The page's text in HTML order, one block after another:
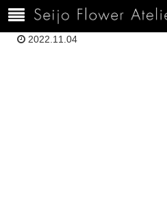
ホーム 120H10.18小岩井DSC04654
2022.11.04